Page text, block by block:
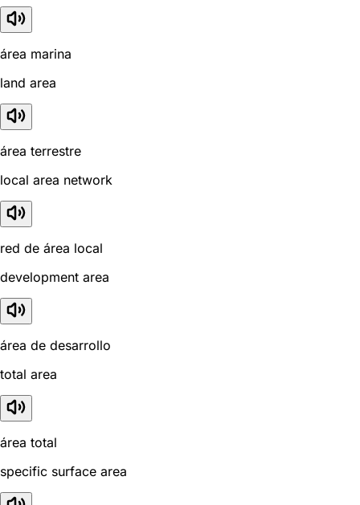
área marina
land area
área terrestre
local area network
red de área local
development area
área de desarrollo
total area
área total
specific surface area